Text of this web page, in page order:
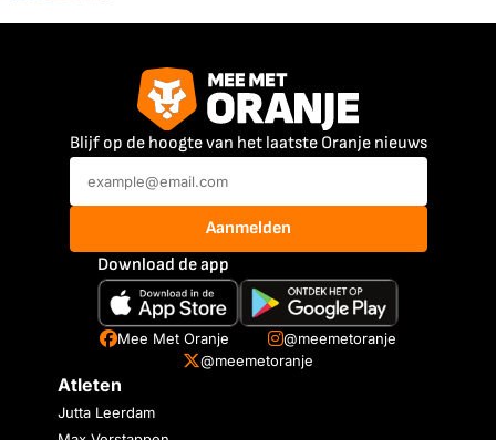
Blijf op de hoogte van het laatste Oranje nieuws
Aanmelden
Download de app
Mee Met Oranje
@meemetoranje
@meemetoranje
Atleten
Jutta Leerdam